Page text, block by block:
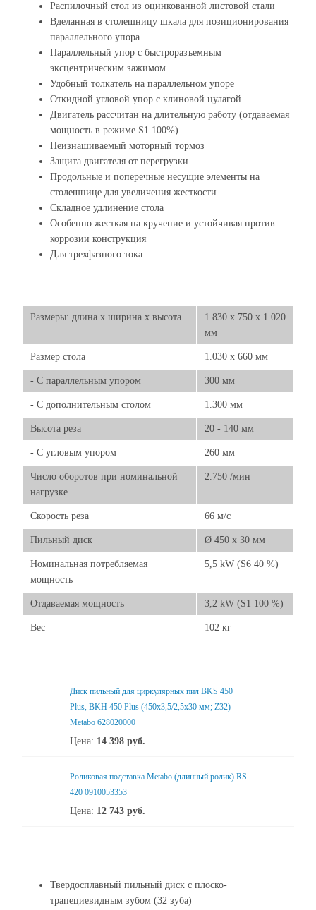
Распилочный стол из оцинкованной листовой стали
Вделанная в столешницу шкала для позиционирования
параллельного упора
Параллельный упор с быстроразъемным
эксцентрическим зажимом
Удобный толкатель на параллельном упоре
Откидной угловой упор с клиновой цулагой
Двигатель рассчитан на длительную работу (отдаваемая
мощность в режиме S1 100%)
Неизнашиваемый моторный тормоз
Защита двигателя от перегрузки
Продольные и поперечные несущие элементы на
столешнице для увеличения жесткости
Складное удлинение стола
Особенно жесткая на кручение и устойчивая против
коррозии конструкция
Для трехфазного тока
Размеры: длина х ширина х высота
1.830 x 750 x 1.020
мм
Размер стола 1.030 x 660 мм
- C параллельным упором 300 мм
- C дополнительным столом 1.300 мм
Высота реза 20 - 140 мм
- C угловым упором 260 мм
Число оборотов при номинальной
нагрузке
2.750 /мин
Скорость реза 66 м/с
Пильный диск Ø 450 x 30 мм
Номинальная потребляемая
мощность
5,5 kW (S6 40 %)
Отдаваемая мощность 3,2 kW (S1 100 %)
Вес 102 кг
Диск пильный для циркулярных пил BKS 450
Plus, BKH 450 Plus (450х3,5/2,5х30 мм; Z32)
Metabo 628020000
Цена: 14 398 руб.
Роликовая подставка Metabo (длинный ролик) RS
420 0910053353
Цена: 12 743 руб.
Твердосплавный пильный диск с плоско-
трапециевидным зубом (32 зуба)